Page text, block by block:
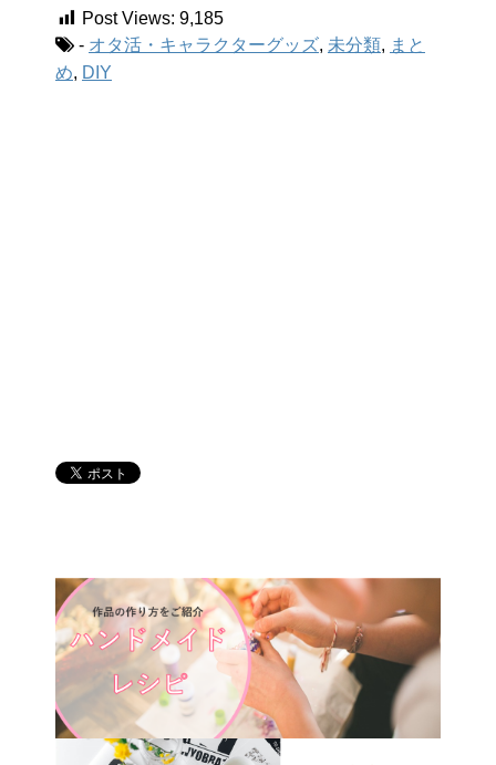
Post Views: 9,185
- オタ活・キャラクターグッズ, 未分類, まと
め, DIY